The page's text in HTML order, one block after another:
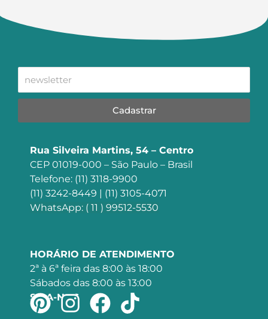
Cadastrar
Rua Silveira Martins, 54 – Centro
CEP 01019-000 – São Paulo – Brasil
Telefone: (11) 3118-9900
(11) 3242-8449 | (11) 3105-4071
WhatsApp: ( 11 ) 99512-5530
HORÁRIO DE ATENDIMENTO
2ª à 6ª feira das 8:00 às 18:00
Sábados das 8:00 às 13:00
SIGA-NOS